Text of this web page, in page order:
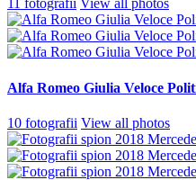
11 fotografii View all photos
Alfa Romeo Giulia Veloce
10 fotografii View all photos